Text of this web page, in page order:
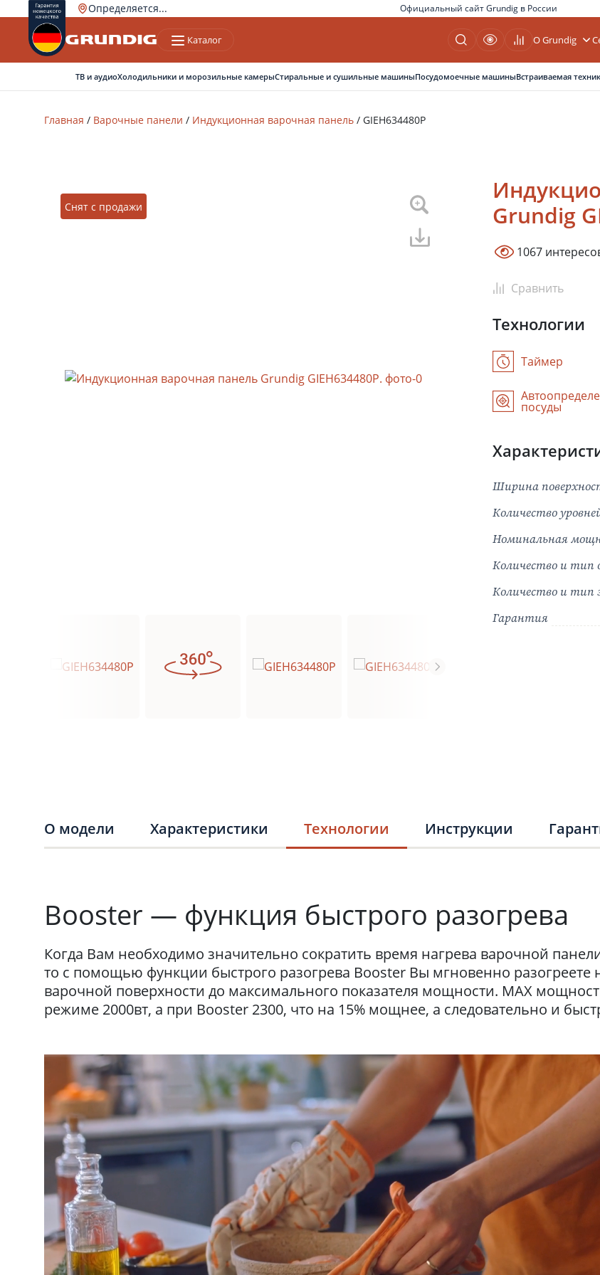
Официальный сайт Grundig в России
Определяется...
Ваш город
Каталог О Grundig
ТВ и аудиоХолодильники и морозильные камерыСтиральные и сушильные машиныПосудомоечные машиныВстраиваемая
Главная / Варочные панели / Индукционная варочная панель / GIEH634480P
Снят с продажи
Grundig
1067
Сравнить
Технологии
Таймер
посуды
Ширина
Количество
Номинальная
Количество и тип
Количество и тип
Гарантия
О модели Характеристики Технологии Инструкции
Booster — функция быстрого разогрева
Когда Вам необходимо значительно сократить время нагрева варочной
то с помощью функции быстрого разогрева Booster Вы мгновенно разогреете
варочной поверхности до максимального показателя мощности. MAX
режиме 2000вт, а при Booster 2300, что на 15% мощнее, а следовательно и